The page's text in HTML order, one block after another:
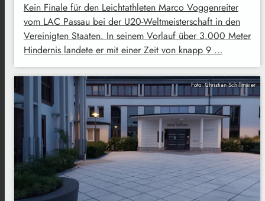
Kein Finale für den Leichtathleten Marco Voggenreiter
vom LAC Passau bei der U20-Weltmeisterschaft in den
Vereinigten Staaten. In seinem Vorlauf über 3.000 Meter
Hindernis landete er mit einer Zeit von knapp 9 …
Foto: Christian Schillmaier